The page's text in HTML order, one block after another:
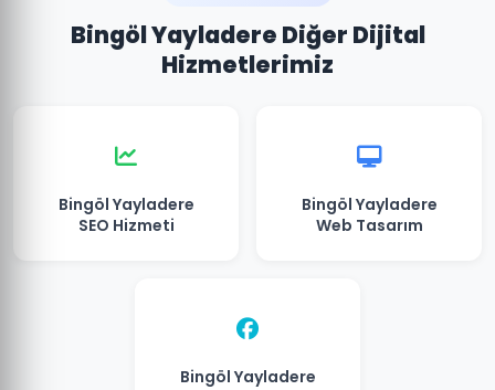
Bingöl Yayladere Diğer Dijital
Hizmetlerimiz
Bingöl Yayladere
SEO Hizmeti
Bingöl Yayladere
Web Tasarım
Bingöl Yayladere